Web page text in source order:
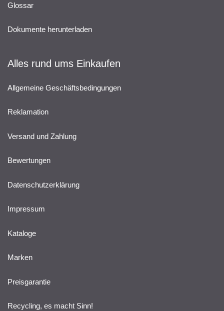
Glossar
Dokumente herunterladen
Alles rund ums Einkaufen
Allgemeine Geschäftsbedingungen
Reklamation
Versand und Zahlung
Bewertungen
Datenschutzerklärung
Impressum
Kataloge
Marken
Preisgarantie
Recycling, es macht Sinn!